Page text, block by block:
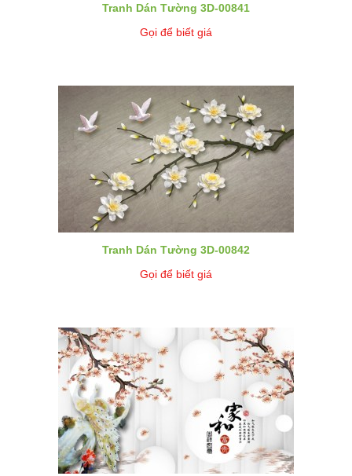
Tranh Dán Tường 3D-00841
Gọi để biết giá
Tranh Dán Tường 3D-00842
Gọi để biết giá